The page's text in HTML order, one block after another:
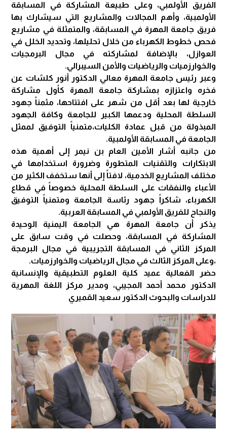
الفريق الأولمبي، وعلى طبيعة المشاركة في المسابقة
الأولمبية، وأهم المجالات والمشاريع التي سيشارك بها
فريق جامعة المهرة في المسابقة، والمتمثلة في مشاريع
فحص خطوط الكهرباء من خلال تحليلها، وتحديد الخلل في
العوازل، بالإضافة لمشاركته في مجال البرمجيات
والخوارزميات والرياضيات والأمن السيبرالي.
وعبر رئيس جامعة المهرة معالي الدكتور أنور كلشات عن
فخره واعتزازه بمشاركة جامعة المهرة كأول مشاركة
خارجية لها بعد أقل من شهر على افتتاحها، مثمناً جهود
السلطة المحلية ودعمها الكبير للجامعة وكافة الجهود
المبذولة من قبل عمادة الكليات،متمنياً التوفيق لممثل
الجامعة في المسابقة الأولمبية.
من جانبه أشار الأمين العام بن نيمر إلى أهمية هذه
الابتكارات والتقنيات المتطورة وضرورة استخدامها في
مختلف المشاريع الخدمية، لافتاً إلى أنها ستخفف الكثير من
الأعباء والنفقات على السلطة المحلية خصوصاً في قطاع
الكهرباء، شاكراً جهود رئاسة الجامعة ومتمنياً التوفيق
والنجاح للفريق الأولمبي في المسابقة العربية.
يذكر أن جامعة المهرة هي الجامعة اليمنية الوحيدة
المشاركة في المسابقة، وحصلت في وقت سابق على
المركز الثاني في المسابقة التجريبية في مجال البرمجة
،وعلى المركز الثالث في مجال الرياضيات والخوارزميات.
حضر الفعالية عميد كلية العلوم التطبيقية والإنسانية
الدكتور محمد أحمد المجيبي، ومدير مركز اللغة المهرية
للدراسات والبحوث الدكتور سعيد القميري